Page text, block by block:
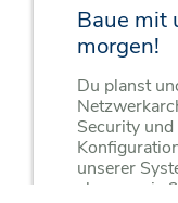
Baue mit
morgen!
Du planst
Security
unserer
ebenso wie